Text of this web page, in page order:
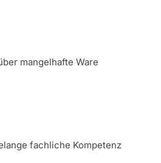
mangelhafte Ware
fachliche Kompetenz